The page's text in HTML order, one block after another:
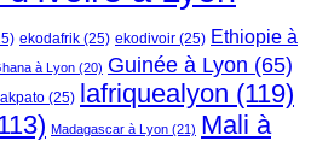
ekodafrik (25) ekodivoir (25) Ethiopie à
à Lyon (20) Guinée à Lyon (65)
(25) lafriquealyon (119)
Madagascar à Lyon (21) Mali à